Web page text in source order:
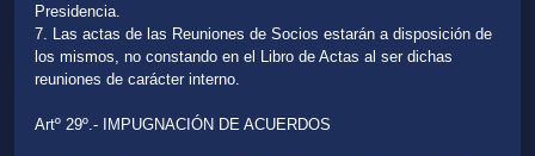
Presidencia.
7. Las actas de las Reuniones de Socios estarán a disposición de
los mismos, no constando en el Libro de Actas al ser dichas
reuniones de carácter interno.
Artº 29º.- IMPUGNACIÓN DE ACUERDOS